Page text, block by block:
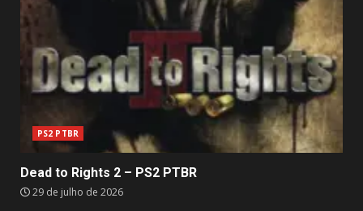
PS2 PTBR
Dead to Rights 2 – PS2 PTBR
29 de julho de 2026